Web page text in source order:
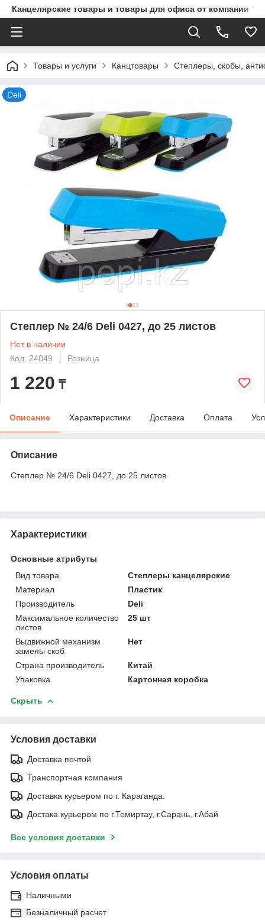
Канцелярские товары и товары для офиса от компании
Товары и услуги Канцтовары Степлеры, скобы,
Deli
Степлер № 24/6 Deli 0427, до 25 листов
Нет в наличии
Код: 24049
Розница
1 220 ₸
Описание Характеристики Доставка Оплата
Описание
Степлер № 24/6 Deli 0427, до 25 листов
Характеристики
Основные атрибуты
Вид товара
Степлеры канцелярские
Материал
Пластик
Производитель
Deli
Максимальное количество
листов
25 шт
Выдвижной механизм
замены скоб
Нет
Страна производитель
Китай
Упаковка
Картонная коробка
Скрыть
Условия доставки
Доставка почтой
Транспортная компания
Доставка курьером по г. Караганда.
Достака курьером по г.Темиртау, г.Сарань, г.Абай
Все условия доставки
Условия оплаты
Наличными
Безналичный расчет